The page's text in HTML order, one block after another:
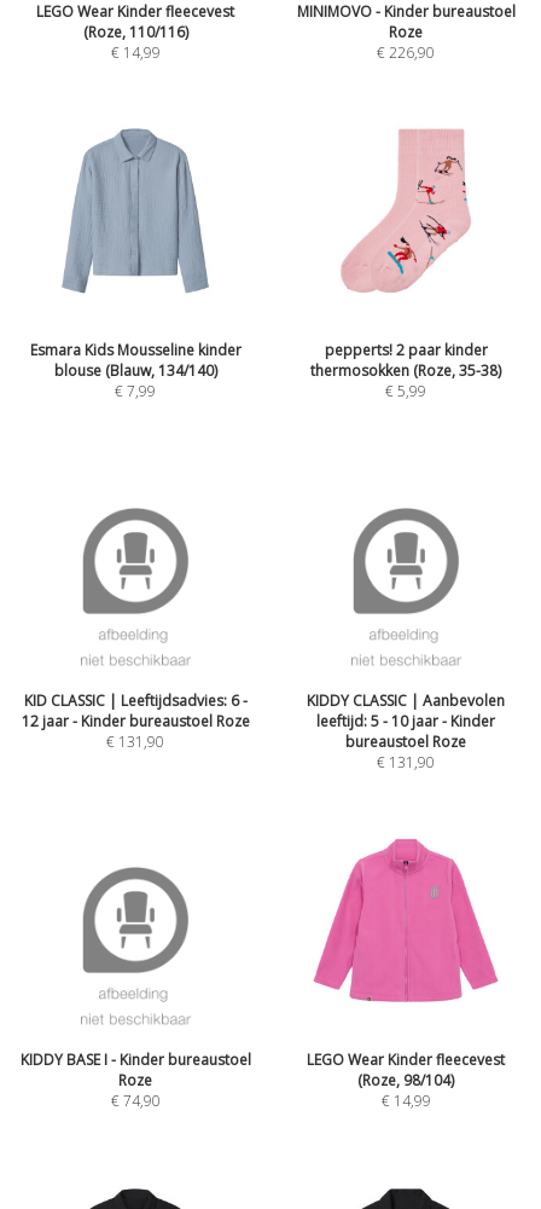
LEGO Wear Kinder fleecevest
(Roze, 110/116)
€ 14,99
MINIMOVO - Kinder bureaustoel
Roze
€226,90
Esmara Kids Mousseline kinder
blouse (Blauw, 134/140)
€7,99
pepperts! 2 paar kinder
thermosokken (Roze, 35-38)
€5,99
KID CLASSIC | Leeftijdsadvies: 6 -
12 jaar - Kinder bureaustoel Roze
€ 131,90
KIDDY CLASSIC | Aanbevolen
leeftijd: 5 - 10 jaar - Kinder
bureaustoel Roze
€ 131,90
KIDDY BASE I - Kinder bureaustoel
Roze
€74,90
LEGO Wear Kinder fleecevest
(Roze, 98/104)
€ 14,99